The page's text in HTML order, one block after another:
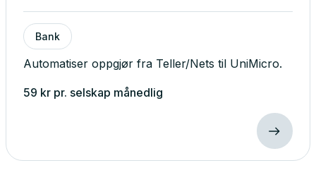
Bank
Automatiser oppgjør fra Teller/Nets til UniMicro.
59 kr pr. selskap månedlig